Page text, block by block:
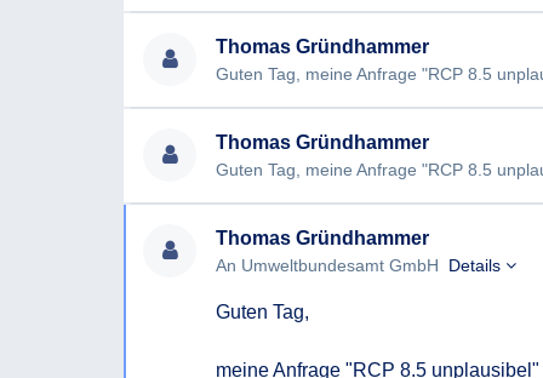
Thomas Gründhammer
Thomas Gründhammer
Thomas Gründhammer
An Umweltbundesamt GmbH
Details
Guten Tag,
meine Anfrage "RCP 8.5